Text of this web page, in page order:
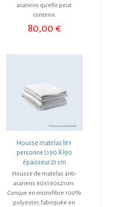
acariens qu’elle peut
contenir.
80,00 €
Housse matelas lit 1
personne L190 X l90
épaisseur 21 cm
Housse de matelas anti-
acariens 90x190x21cm.
Conçue en microfibre 100%
polyester, fabriquée en